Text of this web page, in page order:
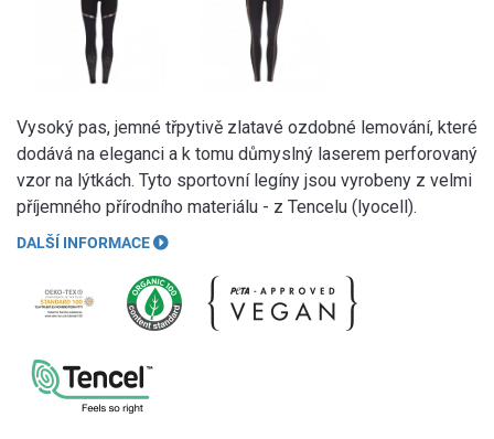
Vysoký pas, jemné třpytivě zlatavé ozdobné lemování, které
dodává na eleganci a k tomu důmyslný laserem perforovaný
vzor na lýtkách. Tyto sportovní legíny jsou vyrobeny z velmi
příjemného přírodního materiálu - z Tencelu (lyocell).
DALŠÍ INFORMACE